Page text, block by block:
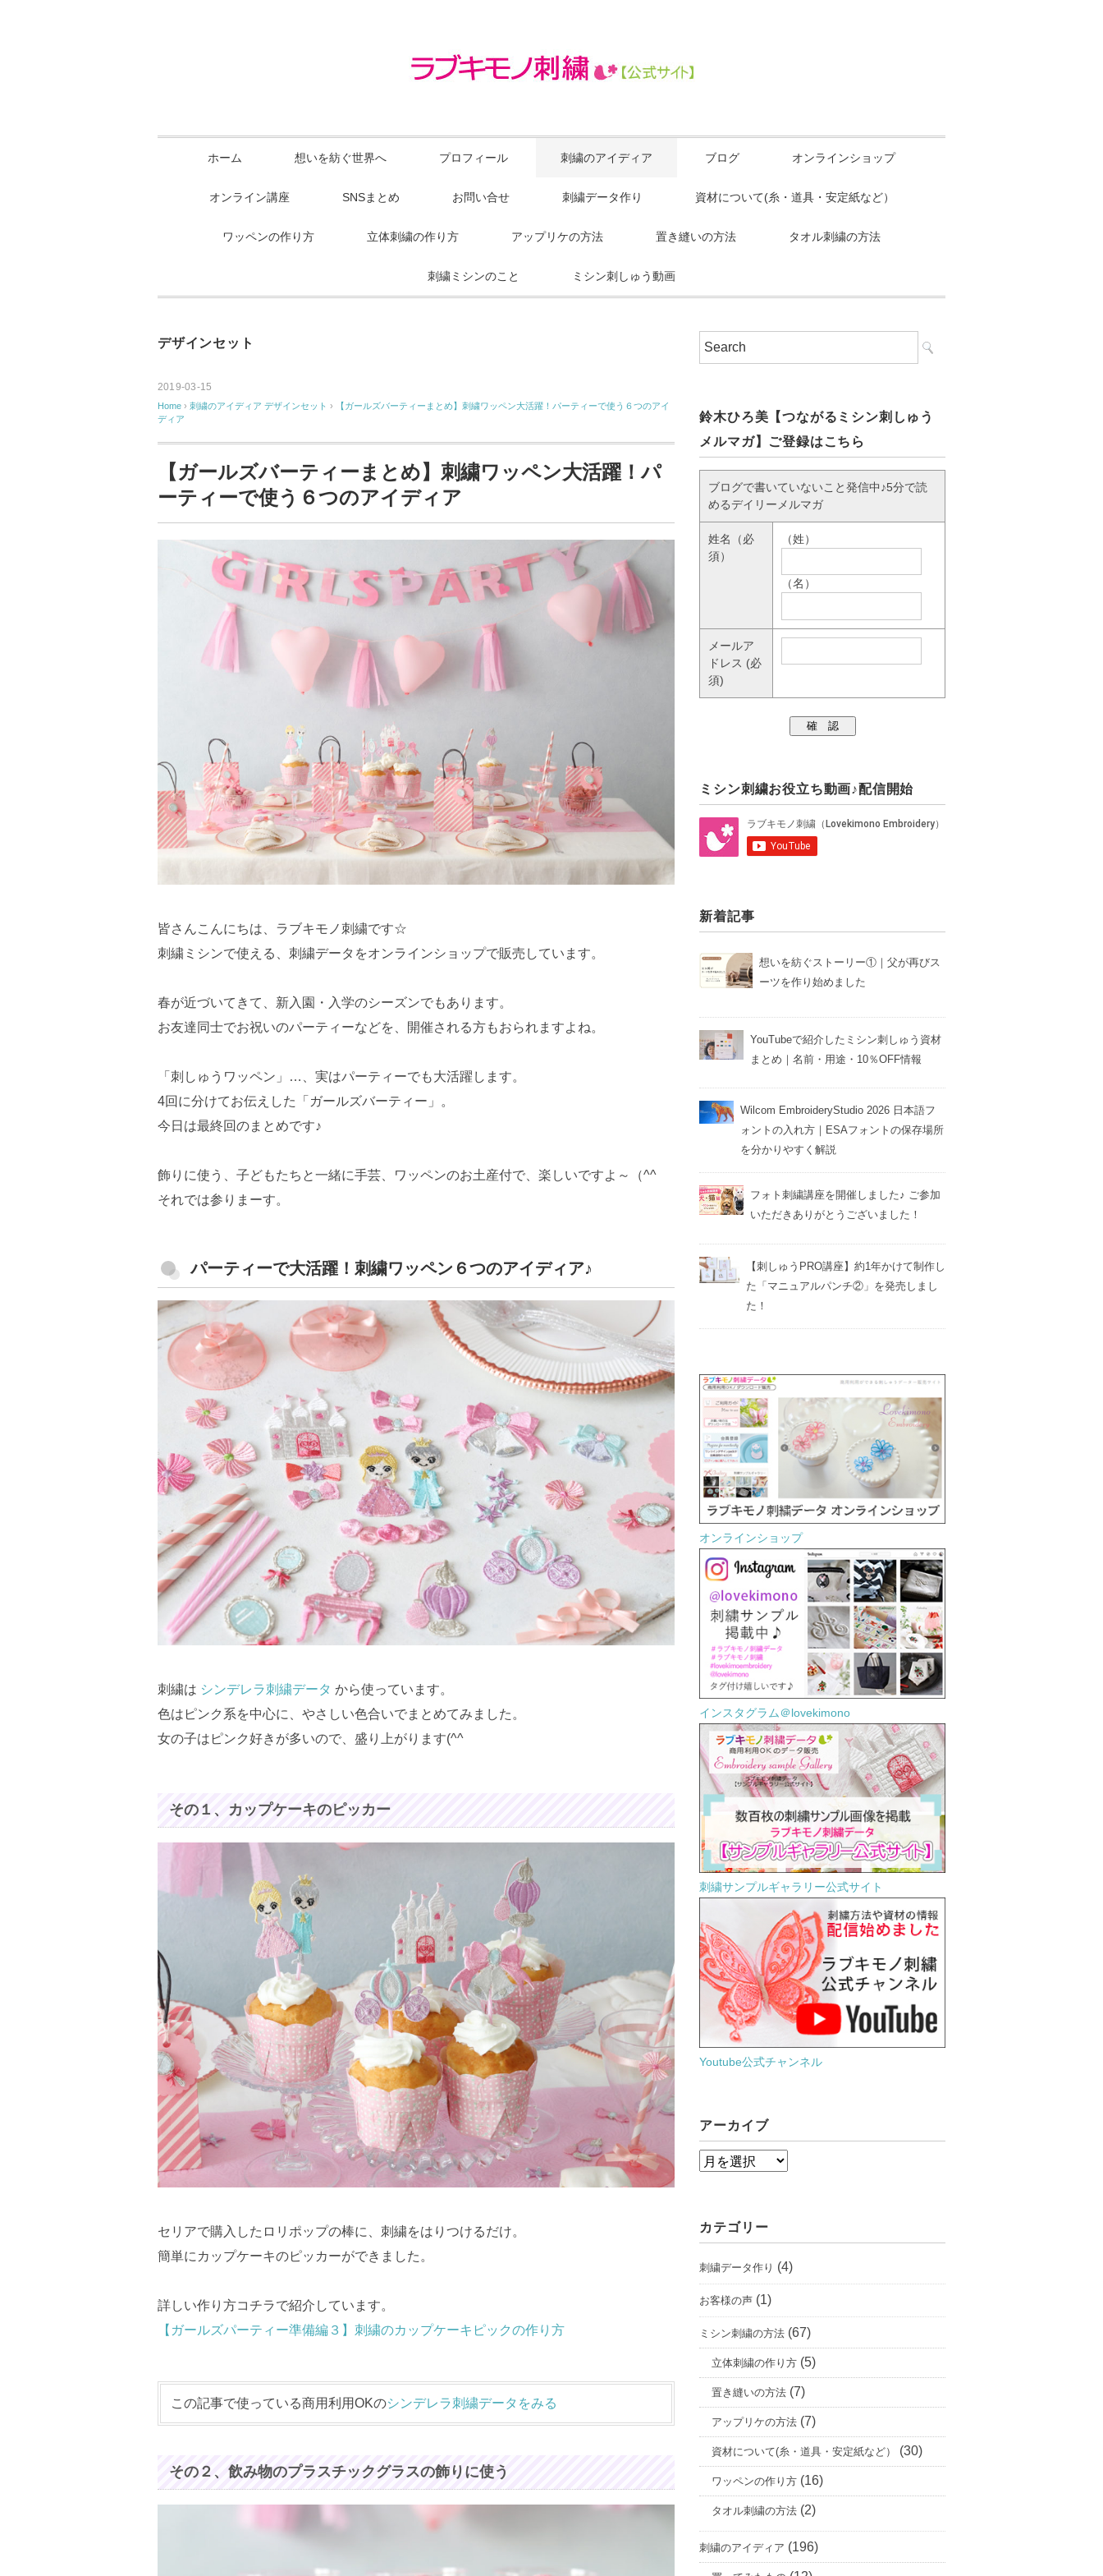
ホーム 想いを紡ぐ世界へ プロフィール 刺繍のアイディア ブログ オンラインショップ
オンライン講座 SNSまとめ お問い合せ 刺繍データ作り 資材について(糸・道具・安定紙など）
ワッペンの作り方 立体刺繍の作り方 アップリケの方法 置き縫いの方法 タオル刺繍の方法
刺繍ミシンのこと ミシン刺しゅう動画
デザインセット
2019-03-15
Home › 刺繍のアイディア デザインセット ›
【ガールズバーティーまとめ】刺繍ワッペン大活躍！パーティーで使う６つのアイ
ディア
【ガールズバーティーまとめ】刺繍ワッペン大活躍！パ
ーティーで使う６つのアイディア
皆さんこんにちは、ラブキモノ刺繍です☆
刺繍ミシンで使える、刺繍データをオンラインショップで販売しています。
春が近づいてきて、新入園・入学のシーズンでもあります。
お友達同士でお祝いのパーティーなどを、開催される方もおられますよね。
「刺しゅうワッペン」…、実はパーティーでも大活躍します。
4回に分けてお伝えした「ガールズバーティー」。
今日は最終回のまとめです♪
飾りに使う、子どもたちと一緒に手芸、ワッペンのお土産付で、楽しいですよ～（^^
それでは参りまーす。
パーティーで大活躍！刺繍ワッペン６つのアイディア♪
刺繍は シンデレラ刺繍データ から使っています。
色はピンク系を中心に、やさしい色合いでまとめてみました。
女の子はピンク好きが多いので、盛り上がります(^^
その１、カップケーキのピッカー
セリアで購入したロリポップの棒に、刺繍をはりつけるだけ。
簡単にカップケーキのピッカーができました。
詳しい作り方コチラで紹介しています。
【ガールズパーティー準備編３】刺繍のカップケーキピックの作り方
この記事で使っている商用利用OKのシンデレラ刺繍データをみる
その２、飲み物のプラスチックグラスの飾りに使う
鈴木ひろ美【つながるミシン刺しゅう
メルマガ】ご登録はこちら
ブログで書いていないこと発信中♪5分で読
めるデイリーメルマガ
姓名
（必
須）
（姓）
（名）
メールア
ドレス (必
須)
ミシン刺繍お役立ち動画♪配信開始
新着記事
想いを紡ぐストーリー①｜父が再びス
ーツを作り始めました
YouTubeで紹介したミシン刺しゅう資材
まとめ｜名前・用途・10％OFF情報
Wilcom EmbroideryStudio 2026 日本語フ
ォントの入れ方｜ESAフォントの保存場所
を分かりやすく解説
フォト刺繍講座を開催しました♪ ご参加
いただきありがとうございました！
【刺しゅうPRO講座】約1年かけて制作し
た「マニュアルパンチ②」を発売しまし
た！
オンラインショップ
インスタグラム＠lovekimono
刺繍サンプルギャラリー公式サイト
Youtube公式チャンネル
アーカイブ
ア
イ
ブ
カテゴリー
刺繍データ作り (4)
お客様の声 (1)
ミシン刺繍の方法 (67)
立体刺繍の作り方 (5)
置き縫いの方法 (7)
アップリケの方法 (7)
資材について(糸・道具・安定紙など） (30)
ワッペンの作り方 (16)
タオル刺繍の方法 (2)
刺繍のアイディア (196)